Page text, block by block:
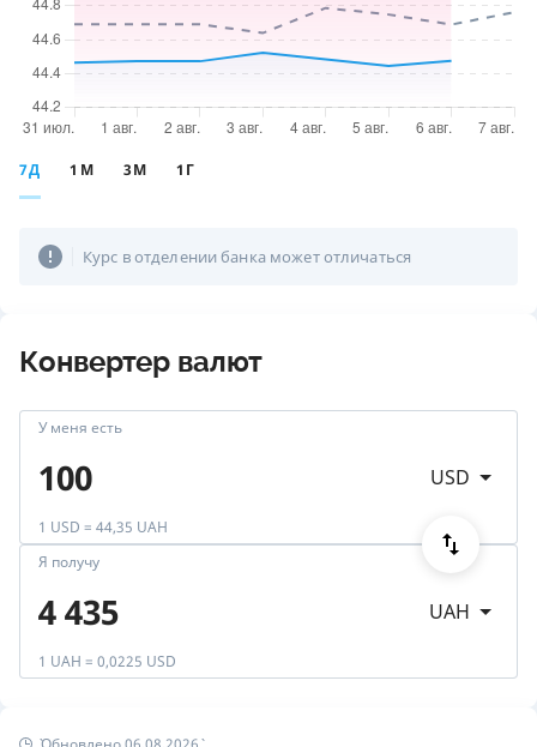
7Д 1М 3М 1Г
Курс в отделении банка может отличаться
Конвертер валют
У меня есть
1 USD = 44,35 UAH
USD
Я получу
1 UAH = 0,0225 USD
UAH